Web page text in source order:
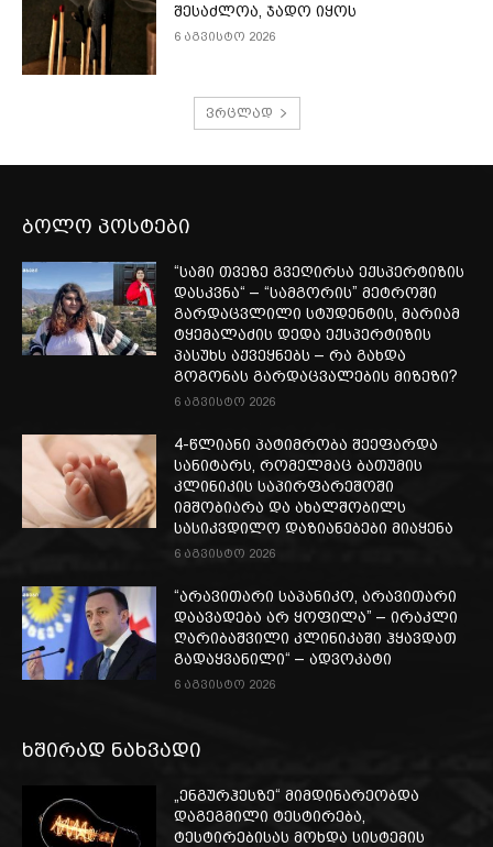
შესაძლოა, ჯადო იყოს
6 აგვისტო 2026
ვრცლად
ბოლო პოსტები
“სამი თვე­ზე გვე­ღირ­სა ექ­სპერ­ტი­ზის
დას­კვნა“ – “სამგორის” მეტროში
გარდაცვლილი სტუდენტის, მარიამ
ტყემალაძის დედა ექსპერტიზის
პასუხს აქვეყნებს – რა გახდა
გოგონას გარდაცვალების მიზეზი?
6 აგვისტო 2026
4-წლიანი პატიმრობა შეეფარდა
სანიტარს, რომელმაც ბათუმის
კლინიკის საპირფარეშოში
იმშობიარა და ახალშობილს
სასიკვდილო დაზიანებები მიაყენა
6 აგვისტო 2026
“არავითარი საპანიკო, არავითარი
დაავადება არ ყოფილა” – ირაკლი
ღარიბაშვილი კლინიკაში ჰყავდათ
გადაყვანილი“ – ადვოკატი
6 აგვისტო 2026
ხშირად ნახვადი
„ენგურჰესზე“ მიმდინარეობდა
დაგეგმილი ტესტირება,
ტესტირებისას მოხდა სისტემის